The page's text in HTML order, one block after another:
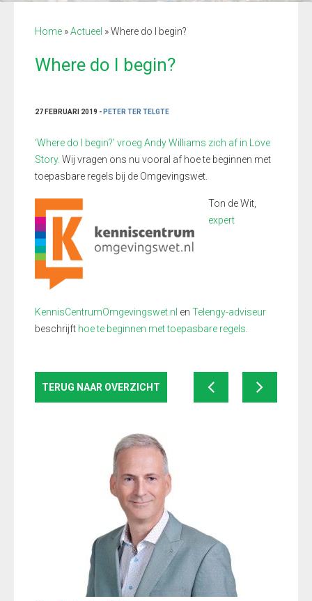
Home »Actueel »Where do I begin?
Where do I begin?
27 FEBRUARI 2019 - PETER TER TELGTE
‘Where do I begin?’ vroeg Andy Williams zich af in Love
Story. Wij vragen ons nu vooral af hoe te beginnen met
toepasbare regels bij de Omgevingswet.
Ton de Wit,
expert
KennisCentrumOmgevingswet.nl en Telengy-adviseur
beschrijft hoe te beginnen met toepasbare regels.
TERUG NAAR OVERZICHT